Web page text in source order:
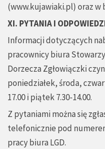
(www.kujawiaki.pl) oraz w
XI. PYTANIA I
Informacji dotyczących
pracownicy biura
Dorzecza Zgłowiączki
poniedziałek, środa,
17.00 i piątek 7.30-14.00.
Z pytaniami można się
telefonicznie pod
pracy biura LGD.